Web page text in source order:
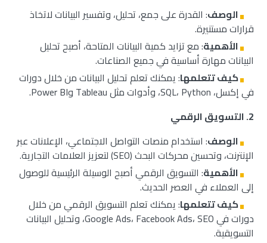
الوصف: القدرة على جمع، تحليل، وتفسير البيانات لاتخاذ
قرارات مستنيرة.
الأهمية: مع تزايد كمية البيانات المتاحة، أصبح تحليل
البيانات مهارة أساسية في جميع الصناعات.
كيف تتعلمها: يمكنك تعلم تحليل البيانات من خلال دورات
في إكسل، SQL، Python، وأدوات مثل Tableau وPower BI.
2. التسويق الرقمي
الوصف: استخدام منصات التواصل الاجتماعي، الإعلانات عبر
الإنترنت، وتحسين محركات البحث (SEO) لتعزيز العلامات التجارية.
الأهمية: التسويق الرقمي أصبح الوسيلة الرئيسية للوصول
إلى العملاء في العصر الحديث.
كيف تتعلمها: يمكنك تعلم التسويق الرقمي من خلال
دورات في Google Ads، Facebook Ads، SEO، وتحليل البيانات
التسويقية.